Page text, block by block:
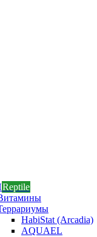
Reptile
HabiStat (Arcadia)
AQUAEL